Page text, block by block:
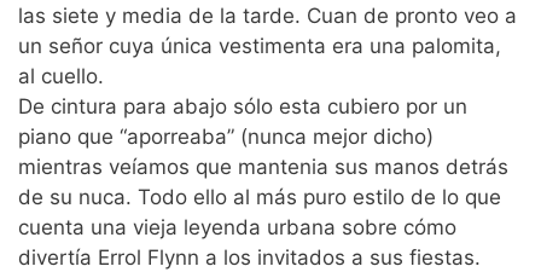
las siete y media de la tarde. Cuan de pronto veo a
un señor cuya única vestimenta era una palomita,
al cuello.
De cintura para abajo sólo esta cubiero por un
piano que “aporreaba” (nunca mejor dicho)
mientras veíamos que mantenia sus manos detrás
de su nuca. Todo ello al más puro estilo de lo que
cuenta una vieja leyenda urbana sobre cómo
divertía Errol Flynn a los invitados a sus fiestas.